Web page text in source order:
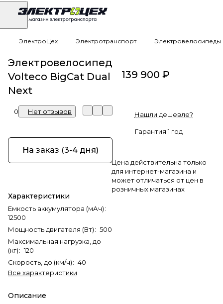
ЭлектроЦех Электротранспорт Электровелосипеды
Электровелосипед
Volteco BigCat Dual
Next
0 Нет отзывов
На заказ (3-4 дня)
Характеристики
Емкость аккумулятора (мАч):
12500
Мощность двигателя (Вт): 500
Максимальная нагрузка, до
(кг): 120
Скорость, до (км/ч): 40
Все характеристики
Описание
139 900 ₽
Нашли дешевле?
Гарантия 1 год
Цена действительна только
для интернет-магазина и
может отличаться от цен в
розничных магазинах